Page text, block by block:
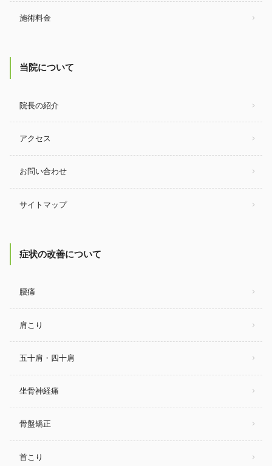
施術料金
当院について
院長の紹介
アクセス
お問い合わせ
サイトマップ
症状の改善について
腰痛
肩こり
五十肩・四十肩
坐骨神経痛
骨盤矯正
首こり